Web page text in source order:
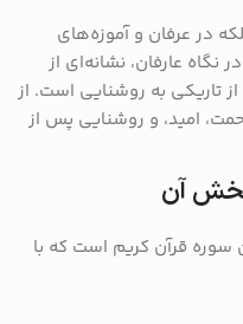
در عرفان و آموزه‌های
نگاه عارفان، نشانه‌ای از
تاریکی به روشنایی است. از
امید، و روشنایی پس از
آن
قرآن کریم است که با